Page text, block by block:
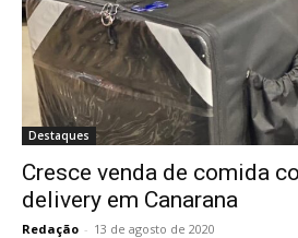
Destaques
Cresce venda de comida
delivery em Canarana
Redação - 13 de agosto de 2020